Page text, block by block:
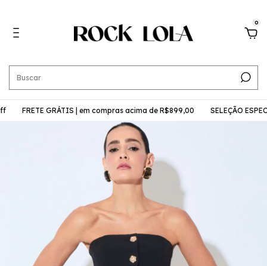
0
GRÁTIS | em compras acima de R$899,00 SELEÇÃO ESPECIAL |